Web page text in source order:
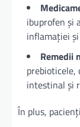
ibuprofen și
inflamației
Remedii
intestinal și
În plus,